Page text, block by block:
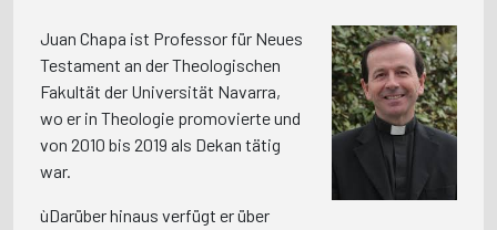
Juan Chapa ist Professor für Neues
Testament an der Theologischen
Fakultät der Universität Navarra,
wo er in Theologie promovierte und
von 2010 bis 2019 als Dekan tätig
war.
ùDarüber hinaus verfügt er über